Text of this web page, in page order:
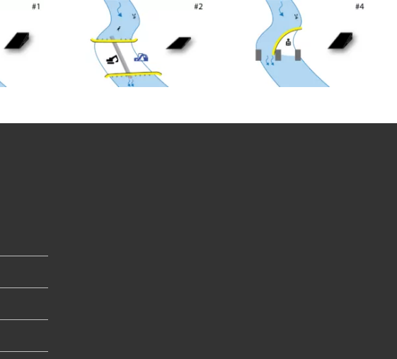
#2 | Drenaż pomiędzy 2
koferdamami
kształcie litery L |